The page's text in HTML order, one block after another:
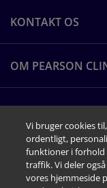
KONTAKT OS
OM PEARSON
Vi bruger cookies
ordentligt,
funktioner i forhold
traffik. Vi deler
vores hjemmeside